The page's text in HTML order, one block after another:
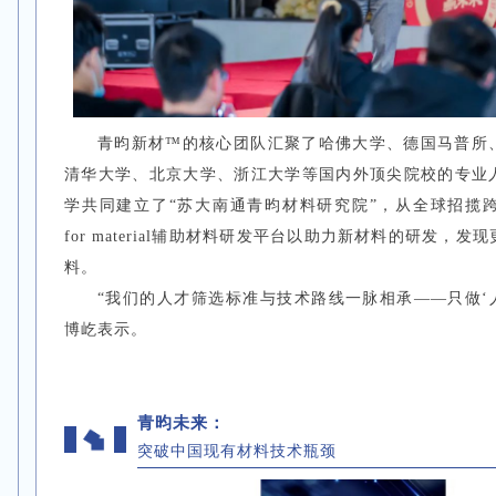
青昀新材™的核心团队汇聚了哈佛大学、德国马普所
清华大学、北京大学、浙江大学等国内外顶尖院校的专业
学共同建立了“苏大南通青昀材料研究院”，从全球招揽
for material辅助材料研发平台以助力新材料的研发，发现
料。
“我们的人才筛选标准与技术路线一脉相承——只做‘
博屹表示。
青昀未来：
突破中国现有材料技术瓶颈